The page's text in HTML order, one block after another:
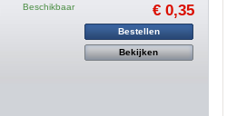
Beschikbaar € 0,35
Bestellen
Bekijken